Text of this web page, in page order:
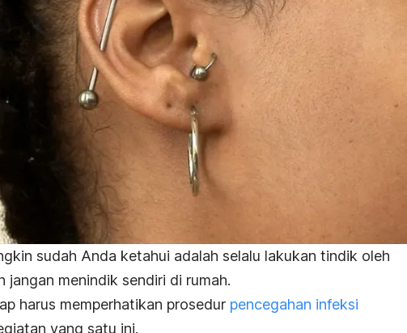
sudah Anda ketahui adalah selalu lakukan tindik oleh
jangan menindik sendiri di rumah.
harus memperhatikan prosedur pencegahan infeksi
yang satu ini.